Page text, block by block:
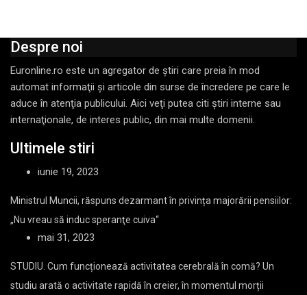
Despre noi
Euronline.ro este un agregator de ştiri care preia în mod
automat informaţii şi articole din surse de încredere pe care le
aduce în atenţia publicului. Aici veţi putea citi ştiri interne sau
internaţionale, de interes public, din mai multe domenii.
Ultimele stiri
iunie 19, 2023
Ministrul Muncii, răspuns dezarmant în privința majorării pensiilor:
„Nu vreau să induc speranţe cuiva“
mai 31, 2023
STUDIU. Cum funcționează activitatea cerebrală în comă? Un
studiu arată o activitate rapidă în creier, în momentul morții